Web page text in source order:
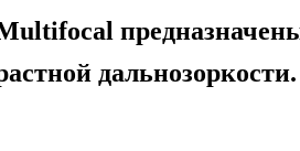
дальнозоркости.